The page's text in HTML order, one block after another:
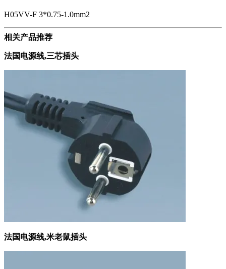
H05VV-F 3*0.75-1.0mm2
相关产品推荐
法国电源线,三芯插头
法国电源线,米老鼠插头